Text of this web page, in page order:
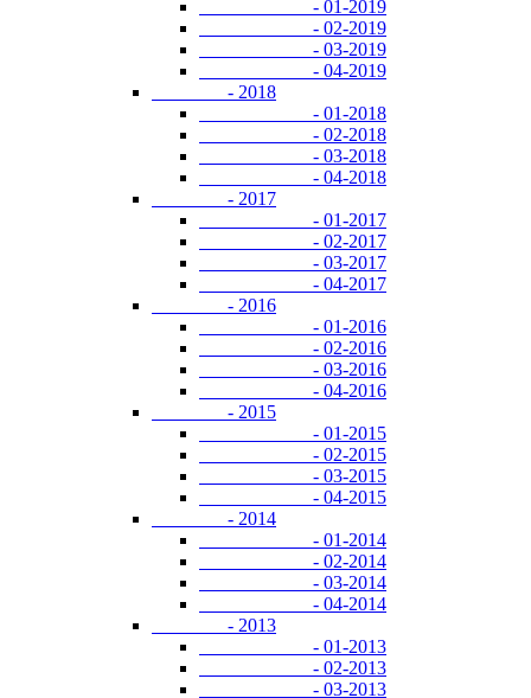
- 01-2019
- 02-2019
- 03-2019
- 04-2019
- 2018
- 01-2018
- 02-2018
- 03-2018
- 04-2018
- 2017
- 01-2017
- 02-2017
- 03-2017
- 04-2017
- 2016
- 01-2016
- 02-2016
- 03-2016
- 04-2016
- 2015
- 01-2015
- 02-2015
- 03-2015
- 04-2015
- 2014
- 01-2014
- 02-2014
- 03-2014
- 04-2014
- 2013
- 01-2013
- 02-2013
- 03-2013